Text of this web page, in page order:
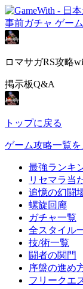
事前ガチャ ゲー
ロマサガRS攻略
掲示板Q&A
トップに戻る
ゲーム攻略一覧を
最強ランキ
リセマラ当
追憶の幻闘
螺旋回廊
ガチャ一覧
全スタイル
技/術一覧
闘者の関門
序盤の進め
フリークエ